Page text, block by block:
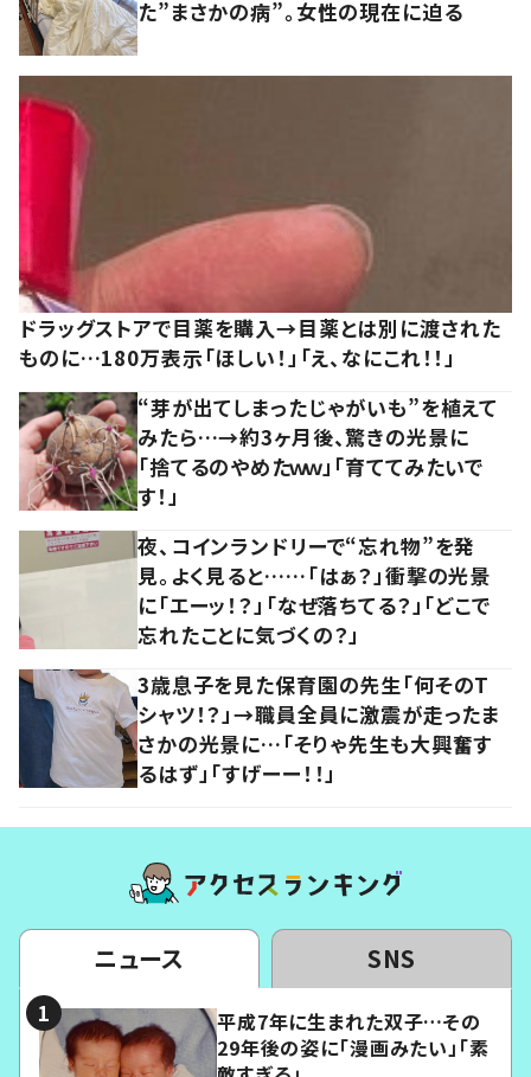
た”まさかの病”。女性の現在に迫る
ドラッグストアで目薬を購入→目薬とは別に渡された
ものに…180万表示「ほしい！」「え、なにこれ！！」
“芽が出てしまったじゃがいも”を植えて
みたら…→約3ヶ月後、驚きの光景に
「捨てるのやめたｗｗ」「育ててみたいで
す！」
夜、コインランドリーで“忘れ物”を発
見。よく見ると……「はぁ？」衝撃の光景
に「エーッ！？」「なぜ落ちてる？」「どこで
忘れたことに気づくの？」
3歳息子を見た保育園の先生「何そのT
シャツ！？」→職員全員に激震が走ったま
さかの光景に…「そりゃ先生も大興奮す
るはず」「すげーー！！」
ニュース SNS
平成7年に生まれた双子…その
29年後の姿に「漫画みたい」「素